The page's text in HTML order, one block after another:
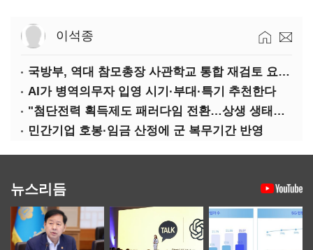
이석종
국방부, 역대 참모총장 사관학교 통합 재검토 요구에 "다양한 의견 수렴해 합리적 시스템 만들 것"
AI가 병역의무자 입영 시기·부대·특기 추천한다
"첨단전력 획득제도 패러다임 전환…상생 생태계 조성해 대체불가 K-방산 도약"
민간기업 호봉·임금 산정에 군 복무기간 반영
뉴스리듬